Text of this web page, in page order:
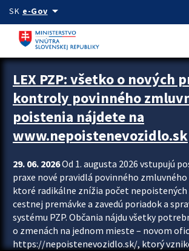
Preskocit na hlavný obsah
SK e-Govarrow_drop_down
Zastavit automatický posun upútavok
LEX PZP: všetko o nových
kontroly povinného
poistenia nájdete na
www.nepoistenevozidlo.sk
29. 06. 2026Od 1. augusta 2026 vstupujú
praxe nové pravidlá povinného
ktoré radikálne znížia počet nepoistených
cestnej premávke a zavedú poriadok a
systému PZP. Občania nájdu všetky
o zmenách na jednom mieste – novom
https://nepoistenevozidlo.sk/, ktorý